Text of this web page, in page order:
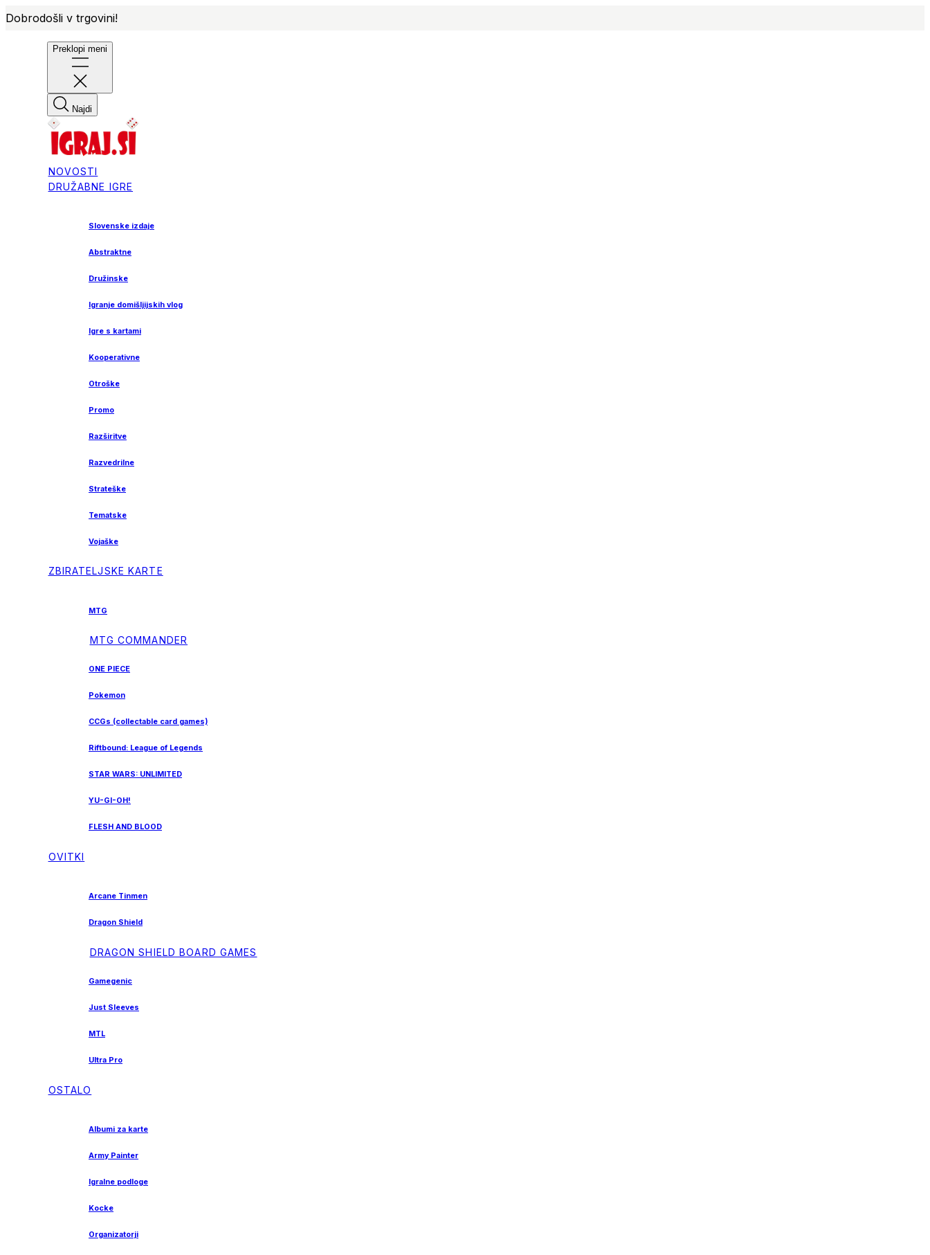
Dobrodošli v trgovini!
Preklopi meni
Najdi
NOVOSTI
DRUŽABNE IGRE
Slovenske izdaje
Abstraktne
Družinske
Igranje domišljijskih vlog
Igre s kartami
Kooperativne
Otroške
Promo
Razširitve
Razvedrilne
Strateške
Tematske
Vojaške
ZBIRATELJSKE KARTE
MTG
MTG COMMANDER
ONE PIECE
Pokemon
CCGs (collectable card games)
Riftbound: League of Legends
STAR WARS: UNLIMITED
YU-GI-OH!
FLESH AND BLOOD
OVITKI
Arcane Tinmen
Dragon Shield
DRAGON SHIELD BOARD GAMES
Gamegenic
Just Sleeves
MTL
Ultra Pro
OSTALO
Albumi za karte
Army Painter
Igralne podloge
Kocke
Organizatorji